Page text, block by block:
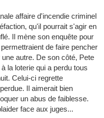
affaire d'incendie criminel
qu'il pourrait s'agir en
Il mène son enquête pour
de faire pencher
autre. De son côté, Pete
la loterie qui a perdu tous
Celui-ci regrette
Il aimerait bien
un abus de faiblesse.
face aux juges...